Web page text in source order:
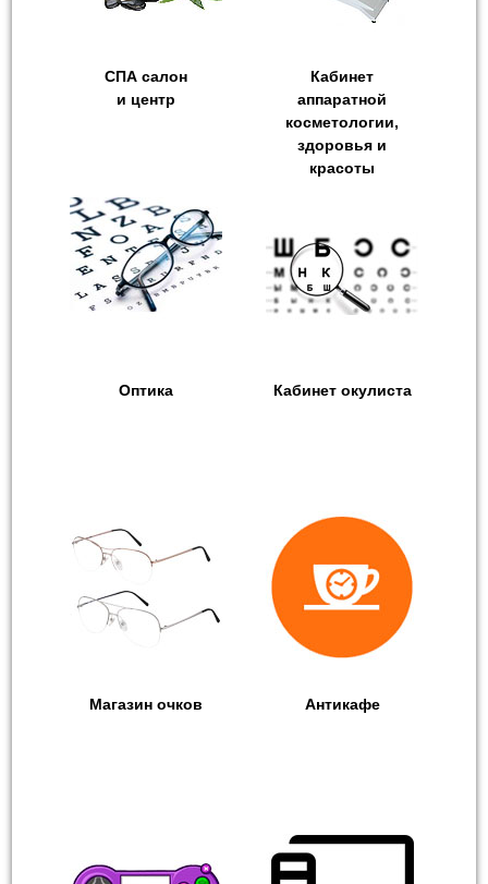
СПА салон
и центр
Кабинет
аппаратной
косметологии,
здоровья и
красоты
Оптика Кабинет окулиста
Магазин очков Антикафе